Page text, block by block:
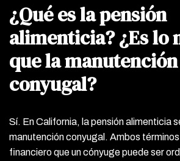
¿Qué es la pensión
alimenticia? ¿Es lo
que la manutención
conyugal?
Sí. En California, la pensión alimenticia
manutención conyugal. Ambos
financiero que un cónyuge puede ser